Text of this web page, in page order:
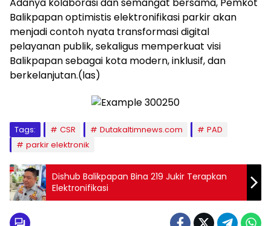
Adanya kolaborasi dan semangat bersama, Pemkot
Balikpapan optimistis elektronifikasi parkir akan
menjadi contoh nyata transformasi digital
pelayanan publik, sekaligus memperkuat visi
Balikpapan sebagai kota modern, inklusif, dan
berkelanjutan.(las)
Tags: CSR Dutakaltimnews.com
PAD
parkir elektronik
Dishub Balikpapan Bina 219 Jukir Terapkan
Elektronifikasi